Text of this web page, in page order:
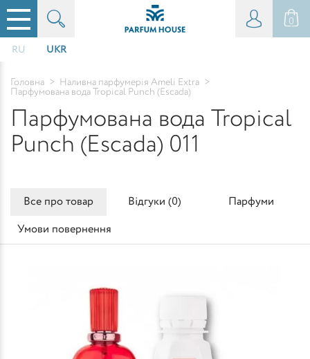
0
RU UKR
Головна > Наливна парфумерія Ameli Extra >
Парфумована вода Tropical Punch (Escada)
Парфумована вода Tropical
Punch (Escada) 011
Все про товар Відгуки (0) Парфуми
Умови повернення